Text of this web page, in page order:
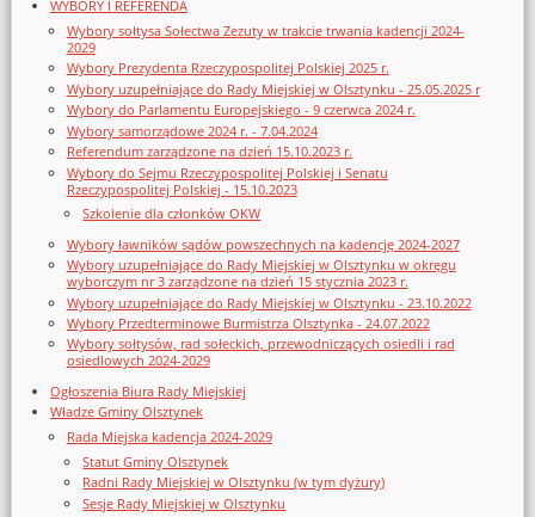
WYBORY I REFERENDA
Wybory sołtysa Sołectwa Zezuty w trakcie trwania kadencji 2024-
2029
Wybory Prezydenta Rzeczypospolitej Polskiej 2025 r.
Wybory uzupełniające do Rady Miejskiej w Olsztynku - 25.05.2025 r
Wybory do Parlamentu Europejskiego - 9 czerwca 2024 r.
Wybory samorządowe 2024 r. - 7.04.2024
Referendum zarządzone na dzień 15.10.2023 r.
Wybory do Sejmu Rzeczypospolitej Polskiej i Senatu
Rzeczypospolitej Polskiej - 15.10.2023
Szkolenie dla członków OKW
Wybory ławników sądów powszechnych na kadencję 2024-2027
Wybory uzupełniające do Rady Miejskiej w Olsztynku w okręgu
wyborczym nr 3 zarządzone na dzień 15 stycznia 2023 r.
Wybory uzupełniające do Rady Miejskiej w Olsztynku - 23.10.2022
Wybory Przedterminowe Burmistrza Olsztynka - 24.07.2022
Wybory sołtysów, rad sołeckich, przewodniczących osiedli i rad
osiedlowych 2024-2029
Ogłoszenia Biura Rady Miejskiej
Władze Gminy Olsztynek
Rada Miejska kadencja 2024-2029
Statut Gminy Olsztynek
Radni Rady Miejskiej w Olsztynku (w tym dyżury)
Sesje Rady Miejskiej w Olsztynku